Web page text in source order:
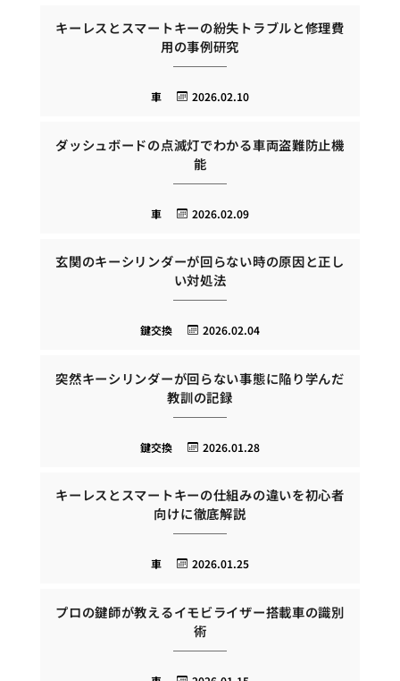
キーレスとスマートキーの紛失トラブルと修理費
用の事例研究
2026.02.10
車
ダッシュボードの点滅灯でわかる車両盗難防止機
能
2026.02.09
車
玄関のキーシリンダーが回らない時の原因と正し
い対処法
2026.02.04
鍵交換
突然キーシリンダーが回らない事態に陥り学んだ
教訓の記録
2026.01.28
鍵交換
キーレスとスマートキーの仕組みの違いを初心者
向けに徹底解説
2026.01.25
車
プロの鍵師が教えるイモビライザー搭載車の識別
術